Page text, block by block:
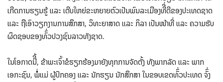
ເກີດການຮຽນຮູ້ ແລະ ເຕີບໃຫຍ່ຂະຫຍາຍຕົວເປັນພົນລະເມືອງທີີ່ດີຂອງປະເທດຊາດ
ແລະ ຖືເອົາວຽກງານການສຶກສາ, ວິທະຍາສາດ ແລະ ກິລາ ເປັນໜ້າທີ່ ແລະ ຄວາມຮັບ
ຜິດຊອບຂອງທົົ່ວປວງຊົນລາວທັງຊາດ.
ໃນໂອກາດນີີ້, ຂ້າພະເຈົ້າຂໍຮຽກຮ້ອງມາຍັງທຸກການຈັດຕັ້ງ ທັງພາກລັດ ແລະ ພາກ
ເອກະຊົນ, ພໍໍ່ແມ່ ຜູ້ປົກຄອງ ແລະ ນັກຮຽນ ນັກສຶກສາ ໃນຂອບເຂດທົົ່ວປະເທດ ຈົົ່ງ